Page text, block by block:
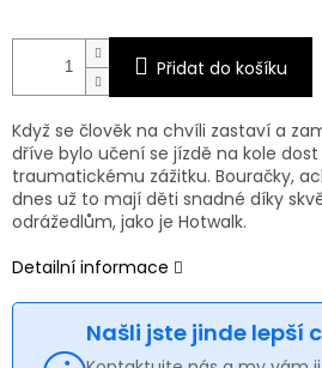
Přidat do košíku
Když se člověk na chvíli zastaví a
dříve bylo učení se jízdě na kole
traumatickému zážitku. Bouračky,
dnes už to mají děti snadné díky
odrážedlům, jako je Hotwalk.
Detailní informace
Našli jste jinde lepší